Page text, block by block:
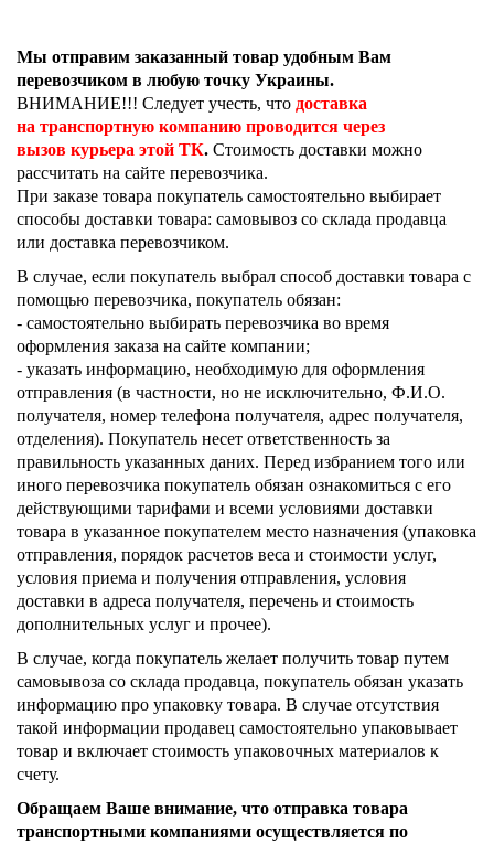
Мы отправим заказанный товар удобным Вам
перевозчиком в любую точку Украины.
ВНИМАНИЕ!!! Следует учесть, что доставка
на транспортную компанию проводится через
вызов курьера этой ТК. Стоимость доставки можно
рассчитать на сайте перевозчика.
При заказе товара покупатель самостоятельно выбирает
способы доставки товара: самовывоз со склада продавца
или доставка перевозчиком.
В случае, если покупатель выбрал способ доставки товара с
помощью перевозчика, покупатель обязан:
- самостоятельно выбирать перевозчика во время
оформления заказа на сайте компании;
- указать информацию, необходимую для оформления
отправления (в частности, но не исключительно, Ф.И.О.
получателя, номер телефона получателя, адрес получателя,
отделения). Покупатель несет ответственность за
правильность указанных даних. Перед избранием того или
иного перевозчика покупатель обязан ознакомиться с его
действующими тарифами и всеми условиями доставки
товара в указанное покупателем место назначения (упаковка
отправления, порядок расчетов веса и стоимости услуг,
условия приема и получения отправления, условия
доставки в адреса получателя, перечень и стоимость
дополнительных услуг и прочее).
В случае, когда покупатель желает получить товар путем
самовывоза со склада продавца, покупатель обязан указать
информацию про упаковку товара. В случае отсутствия
такой информации продавец самостоятельно упаковывает
товар и включает стоимость упаковочных материалов к
счету.
Обращаем Ваше внимание, что отправка товара
транспортными компаниями осуществляется по